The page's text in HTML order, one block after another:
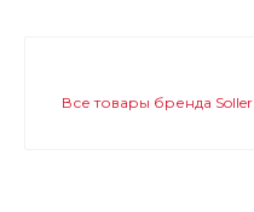
Все товары бренда Soller